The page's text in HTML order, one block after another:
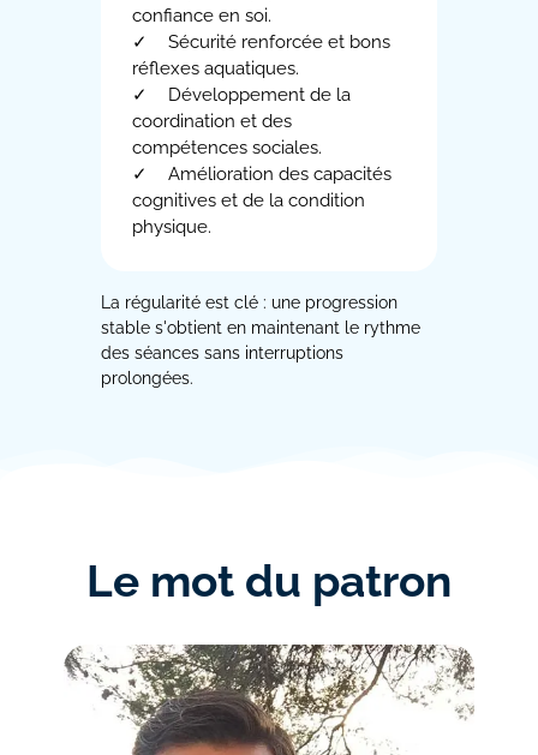
confiance en soi.
Sécurité renforcée et bons
réflexes aquatiques.
Développement de la
coordination et des
compétences sociales.
Amélioration des capacités
cognitives et de la condition
physique.
La régularité est clé : une progression
stable s'obtient en maintenant le rythme
des séances sans interruptions
prolongées.
Le mot du patron